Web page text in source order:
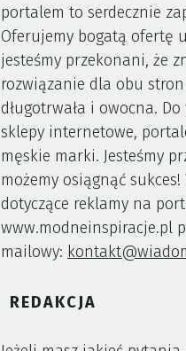
portalem to serdecznie
Oferujemy bogatą ofertę
jesteśmy przekonani, że
rozwiązanie dla obu stron
długotrwała i owocna.
sklepy internetowe,
męskie marki. Jesteśmy
możemy osiągnąć
dotyczące reklamy na
www.modneinspiracje.pl
mailowy:
REDAKCJA